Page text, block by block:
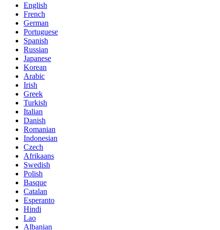
English
French
German
Portuguese
Spanish
Russian
Japanese
Korean
Arabic
Irish
Greek
Turkish
Italian
Danish
Romanian
Indonesian
Czech
Afrikaans
Swedish
Polish
Basque
Catalan
Esperanto
Hindi
Lao
Albanian